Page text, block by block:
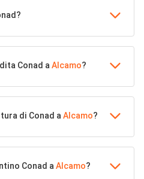
Conad a Alcamo?
di Conad a Alcamo?
Conad a Alcamo?